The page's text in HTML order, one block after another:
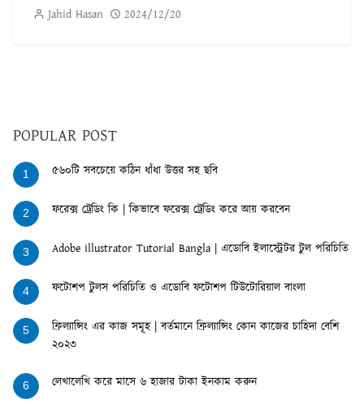
Jahid Hasan 2024/12/20
POPULAR POST
1 ৫৬০টি সবচেয়ে কঠিন ধাঁধা উত্তর সহ ছবি
2 ফরেক্স ট্রেডিং কি | কিভাবে ফরেক্স ট্রেডিং করে আয় করবেন
3 Adobe illustrator Tutorial Bangla | এডোবি ইলাস্ট্রেটর টুল পরিচিতি
4 ফটোশপ টুলস পরিচিতি ও এডোবি ফটোশপ টিউটোরিয়াল বাংলা
5
ফ্রিল্যান্সিং এর কাজ সমূহ | বর্তমানে ফ্রিল্যান্সিং কোন কাজের চাহিদা বেশি
২০২৩
6 লেখালেখি করে মাসে ৬ হাজার টাকা ইনকাম করুন